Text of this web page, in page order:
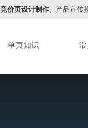
竞价页设计制作、产品宣传
单页知识 常